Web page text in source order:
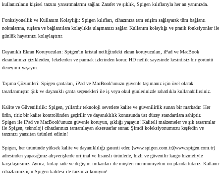
kullanıcıların kişisel tarzını yansıtmalarını sağlar. Zarafet ve şıklık, Spigen kılıflarıyla her an yanınızda.
Fonksiyonellik ve Kullanım Kolaylığı: Spigen kılıfları, cihazınıza tam erişim sağlayarak tüm bağlantı
noktalarına, tuşlara ve bağlantılara kolaylıkla ulaşmanızı sağlar. Kullanım kolaylığı ve pratik fonksiyonlar ile
günlük hayatınızı kolaylaştırır.
Dayanıklı Ekran Koruyucuları: Spigen'in kristal netliğindeki ekran koruyucuları, iPad ve MacBook
ekranlarınızı çiziklerden, lekelerden ve parmak izlerinden korur. HD netlik sayesinde kesintisiz bir görüntü
deneyimi yaşayın.
Taşıma Çözümleri: Spigen çantaları, iPad ve MacBook'unuzu güvenle taşımanız için özel olarak
tasarlanmıştır. Şık ve dayanıklı çanta seçenekleri ile iş veya okul günlerinizde rahatlıkla kullanabilirsiniz.
Kalite ve Güvenilirlik: Spigen, yıllardır teknoloji severlere kalite ve güvenilirlik sunan bir markadır. Her
ürün, titiz bir kalite kontrolünden geçirilir ve dayanıklılık konusunda üst düzey standartlara sahiptir.
Spigen ile iPad ve MacBook'unuzu güvenle koruyun, şıklığı yaşayın! Kaliteli malzemeler ve şık tasarımlar
ile Spigen, teknoloji cihazlarınızı tamamlayan aksesuarlar sunar. Şimdi koleksiyonumuzu keşfedin ve
tarzınızı yansıtan ürünleri edinin!
Spigen, her ürününde yüksek kalite ve dayanıklılığı garanti eder. [www.spigen.com.tr](www.spigen.com.tr)
adresinden yapacağınız alışverişlerde orijinal ve lisanslı ürünlerle, hızlı ve güvenilir kargo hizmetiyle
karşılaşırsınız. Ayrıca, kolay iade ve değişim imkanları ile müşteri memnuniyetini ön planda tutarız. Katlanır
cihazlarınız için Spigen kalitesi ile tarzınızı koruyun!